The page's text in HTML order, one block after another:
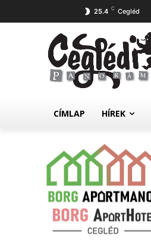
25.4 C Cegléd
CÍMLAP HÍREK